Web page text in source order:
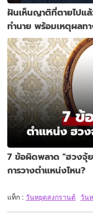
ฝันเห็นญาติที่ตายไปแล้
ทำนาย พร้อมเหตุผลท
7 ข้อผิดพลาด "ฮวงจุ้ย
การวางตำแหน่งไหน?
แท็ก : วันหยุดสงกรานต์ วัน